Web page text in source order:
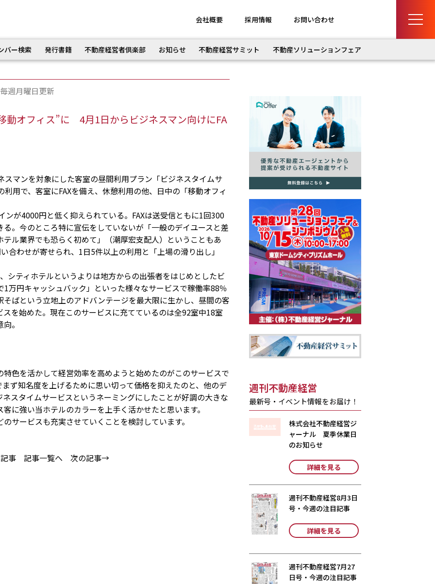
会社概要 採用情報 お問い合わせ
バー検索 発行書籍 不動産経営者倶楽部 お知らせ 不動産経営サミット 不動産ソリューションフェア
毎週月曜日更新
オフィス”に 4月1日からビジネスマン向けにFA
マンを対象にした客室の昼間利用プラン「ビジネスタイムサ
用で、客室にFAXを備え、休憩利用の他、日中の「移動オフィ
が4000円と低く抑えられている。FAXは送受信ともに1回300
。今のところ特に宣伝をしていないが「一般のデイユースと差
ル業界でも恐らく初めて」（潮厚宏支配人）ということもあ
合わせが寄せられ、1日5件以上の利用と「上場の滑り出し」
ティホテルというよりは地方からの出張者をはじめとしたビ
万円キャッシュバック」といった様々なサービスで稼働率88％
ばという立地上のアドバンテージを最大限に生かし、昼間の客
を始めた。現在このサービスに充てているのは全92室中18室
。
色を活かして経営効率を高めようと始めたのがこのサービスで
ず知名度を上げるために思い切って価格を抑えたのと、他のデ
スタイムサービスというネーミングにしたことが好調の大きな
に強い当ホテルのカラーを上手く活かせたと思います。
ービスも充実させていくことを検討しています。
事 記事一覧へ 次の記事→
週刊不動産経営
最新号・イベント情報をお届け！
株式会社不動産経営ジ
ャーナル 夏季休業日
のお知らせ
詳細を見る
週刊不動産経営8月3日
号・今週の注目記事
詳細を見る
週刊不動産経営7月27
日号・今週の注目記事